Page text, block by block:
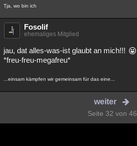
Tja, wo bin ich
Fosolif
ehemaliges Mitglied
jau, dat alles-was-ist glaubt an mich!!!
*freu-freu-megafreu*
...einsam kämpfen wir gemeinsam für das eine...
weiter
Seite 32 von 46